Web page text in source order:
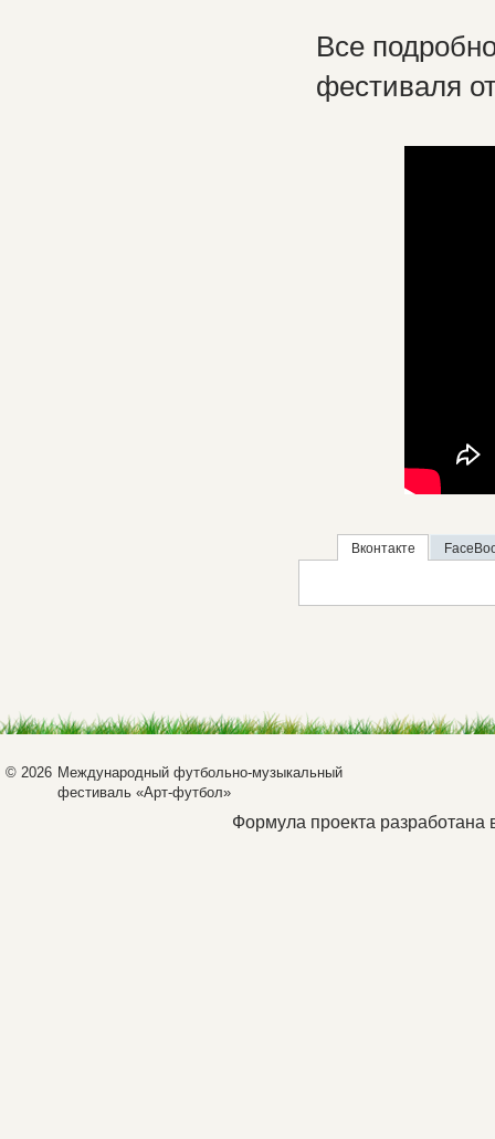
Все
фестиваля
Вконтакте
© 2026 Международный футбольно-музыкальный
фестиваль «Арт-футбол»
Формула проекта разработана